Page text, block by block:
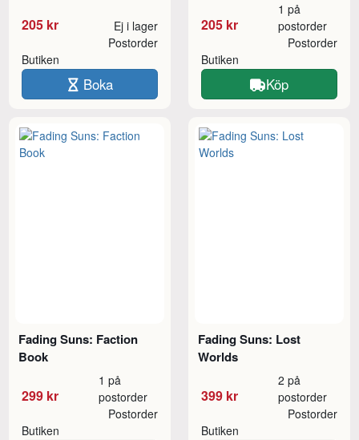
205 kr Ej i lager
Butiken
Postorder
Boka
205 kr
1 på
postorder
Butiken
Postorder
Köp
Fading Suns: Faction
Book
299 kr
1 på
postorder
Butiken
Postorder
Fading Suns: Lost
Worlds
399 kr
2 på
postorder
Butiken
Postorder